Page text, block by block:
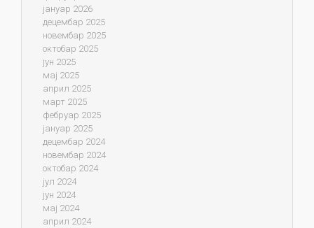
јануар 2026
децембар 2025
новембар 2025
октобар 2025
јун 2025
мај 2025
април 2025
март 2025
фебруар 2025
јануар 2025
децембар 2024
новембар 2024
октобар 2024
јул 2024
јун 2024
мај 2024
април 2024